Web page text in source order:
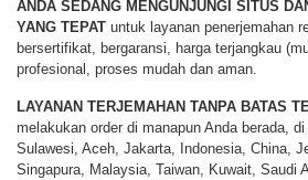
ANDA SEDANG MENGUNJUNGI SITUS
YANG TEPAT untuk layanan penerjemahan
bersertifikat, bergaransi, harga terjangkau
profesional, proses mudah dan aman.
LAYANAN TERJEMAHAN TANPA BATAS
melakukan order di manapun Anda berada, di
Sulawesi, Aceh, Jakarta, Indonesia, China,
Singapura, Malaysia, Taiwan, Kuwait, Saudi